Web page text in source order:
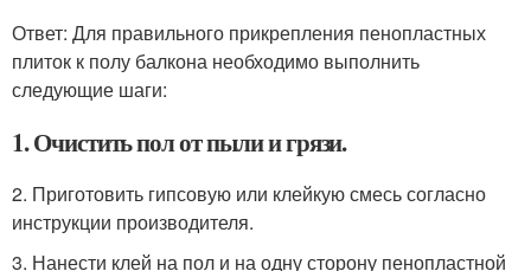
Ответ: Для правильного прикрепления пенопластных
плиток к полу балкона необходимо выполнить
следующие шаги:
1. Очистить пол от пыли и грязи.
2. Приготовить гипсовую или клейкую смесь согласно
инструкции производителя.
3. Нанести клей на пол и на одну сторону пенопластной